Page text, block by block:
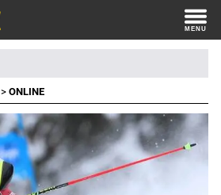
> ONLINE